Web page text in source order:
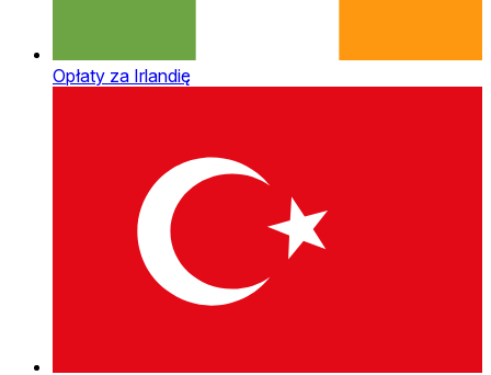
Opłaty za Irlandię